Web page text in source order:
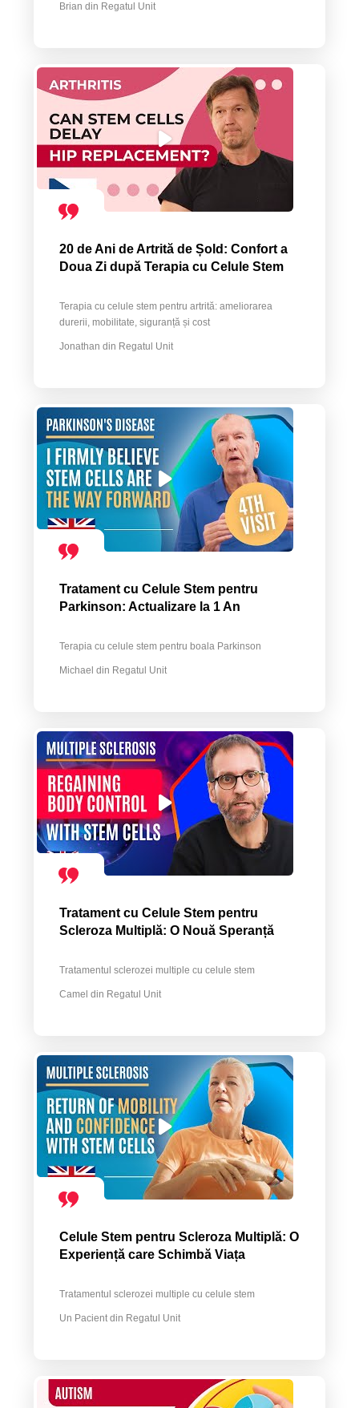
Brian din Regatul Unit
20 de Ani de Artrită de Șold: Confort a
Doua Zi după Terapia cu Celule Stem
Terapia cu celule stem pentru artrită: ameliorarea
durerii, mobilitate, siguranță și cost
Jonathan din Regatul Unit
Tratament cu Celule Stem pentru
Parkinson: Actualizare la 1 An
Terapia cu celule stem pentru boala Parkinson
Michael din Regatul Unit
Tratament cu Celule Stem pentru
Scleroza Multiplă: O Nouă Speranță
Tratamentul sclerozei multiple cu celule stem
Camel din Regatul Unit
Celule Stem pentru Scleroza Multiplă: O
Experiență care Schimbă Viața
Tratamentul sclerozei multiple cu celule stem
Un Pacient din Regatul Unit